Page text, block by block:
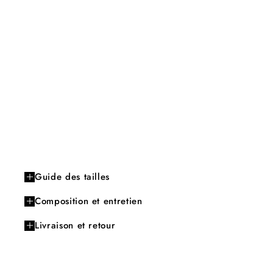
Guide des tailles
Composition et entretien
Livraison et retour